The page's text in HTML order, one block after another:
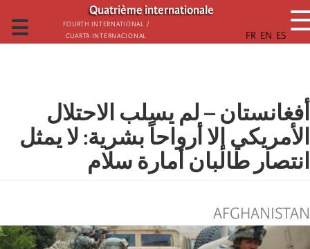
تجاوز
إلى
المحتوى
Quatrième internationale
Fourth International /
Cuarta Internacional
☰
أفغانستان – لم يسلب الاحتلال
الأمريكي إلا أرواحاً بشرية: لا يمثل
انتصار طالبان أمارة سلام
AFGHANISTAN